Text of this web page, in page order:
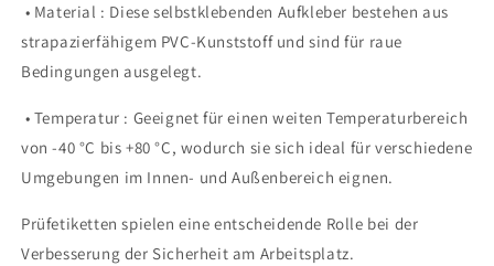
• Material : Diese selbstklebenden Aufkleber bestehen aus
strapazierfähigem PVC-Kunststoff und sind für raue
Bedingungen ausgelegt.
• Temperatur : Geeignet für einen weiten Temperaturbereich
von -40 °C bis +80 °C, wodurch sie sich ideal für verschiedene
Umgebungen im Innen- und Außenbereich eignen.
Prüfetiketten spielen eine entscheidende Rolle bei der
Verbesserung der Sicherheit am Arbeitsplatz.